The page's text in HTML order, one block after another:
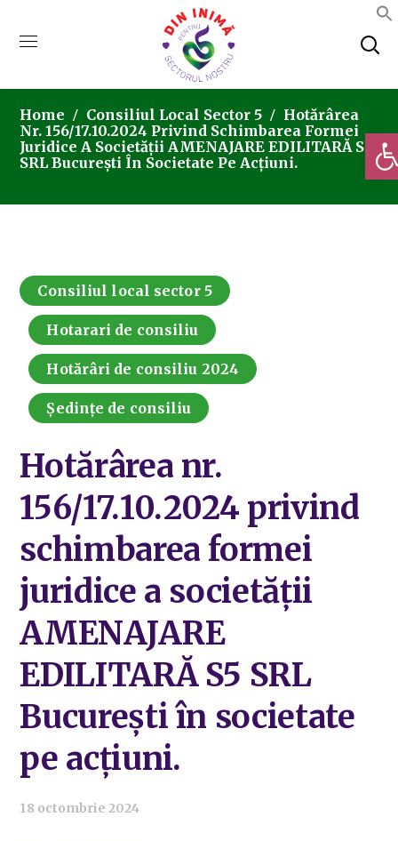
Home Consiliul Local Sector 5
Hotărârea
Nr. 156/17.10.2024 Privind Schimbarea Formei
Juridice A Societății AMENAJARE EDILITARĂ S5
SRL București În Societate Pe Acțiuni.
Consiliul local sector 5
Hotarari de consiliu
Hotărâri de consiliu 2024
Ședințe de consiliu
Hotărârea nr.
156/17.10.2024 privind
schimbarea formei
juridice a societății
AMENAJARE
EDILITARĂ S5 SRL
București în societate
pe acțiuni.
18 octombrie 2024